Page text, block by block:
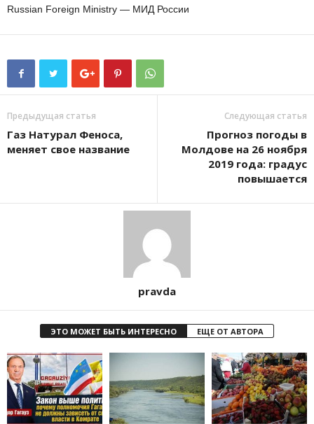
Russian Foreign Ministry — МИД России
Предыдущая статья
Газ Натурал Феноса,
меняет свое название
Следующая статья
Прогноз погоды в
Молдове на 26 ноября
2019 года: градус
повышается
pravda
ЭТО МОЖЕТ БЫТЬ ИНТЕРЕСНО ЕЩЕ ОТ АВТОРА